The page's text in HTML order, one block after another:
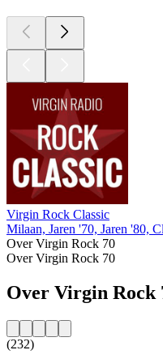
Virgin Rock Classic
Milaan, Jaren '70, Jaren '80,
Over Virgin Rock 70
Over Virgin Rock 70
Over Virgin Rock
(232)